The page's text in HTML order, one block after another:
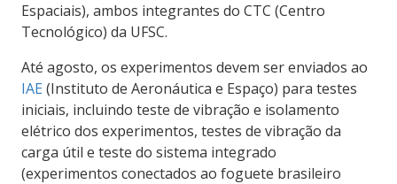
Espaciais), ambos integrantes do CTC (Centro
Tecnológico) da UFSC.
Até agosto, os experimentos devem ser enviados ao
IAE (Instituto de Aeronáutica e Espaço) para testes
iniciais, incluindo teste de vibração e isolamento
elétrico dos experimentos, testes de vibração da
carga útil e teste do sistema integrado
(experimentos conectados ao foguete brasileiro